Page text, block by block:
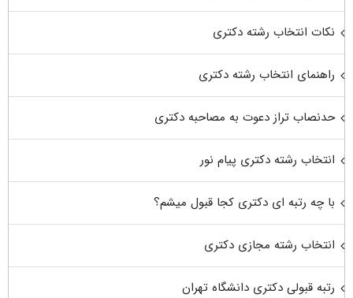
نکات انتخاب رشته دکتری
راهنمای انتخاب رشته دکتری
حدنصاب تراز دعوت به مصاحبه دکتری
انتخاب رشته دکتری پیام نور
با چه رتبه ای دکتری کجا قبول میشم؟
انتخاب رشته مجازی دکتری
رتبه قبولی دکتری دانشگاه تهران